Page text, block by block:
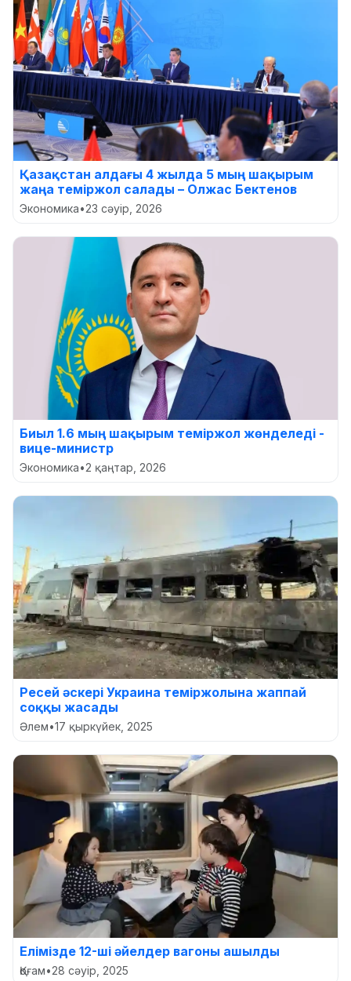
Қазақстан алдағы 4 жылда 5 мың шақырым
жаңа теміржол салады – Олжас Бектенов
Экономика•23 сәуір, 2026
Биыл 1.6 мың шақырым теміржол жөнделеді -
вице-министр
Экономика•2 қаңтар, 2026
Ресей әскері Украина теміржолына жаппай
соққы жасады
Әлем•17 қыркүйек, 2025
Елімізде 12-ші әйелдер вагоны ашылды
Қоғам•28 сәуір, 2025